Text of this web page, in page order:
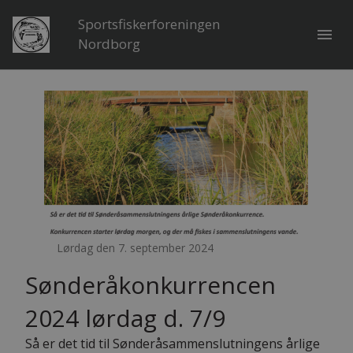
Sportsfiskerforeningen
Nordborg
menu
Lørdag den 7. september 2024
Sønderåkonkurrencen
2024 lørdag d. 7/9
Så er det tid til Sønderåsammenslutningens årlige